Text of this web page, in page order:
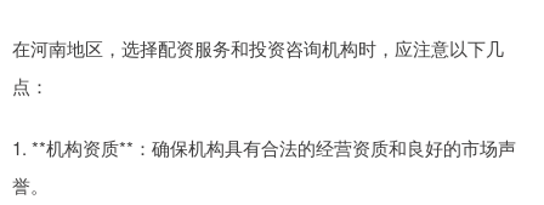
在河南地区，选择配资服务和投资咨询机构时，应注意以下几
点：
1. **机构资质**：确保机构具有合法的经营资质和良好的市场声
誉。